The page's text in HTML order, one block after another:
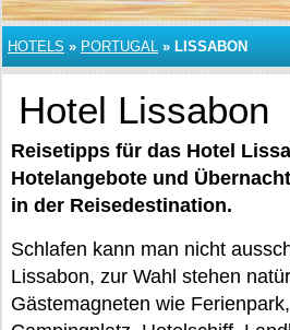
HOTELS » PORTUGAL » LISSABON
Hotel Lissabon
Reisetipps für das Hotel
Hotelangebote und
in der Reisedestination.
Schlafen kann man nicht
Lissabon, zur Wahl stehen
Gästemagneten wie